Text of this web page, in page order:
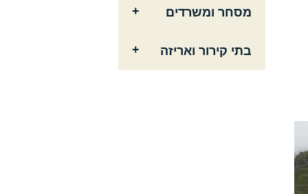
מסחר ומשרדים
בתי קירור ואריזה